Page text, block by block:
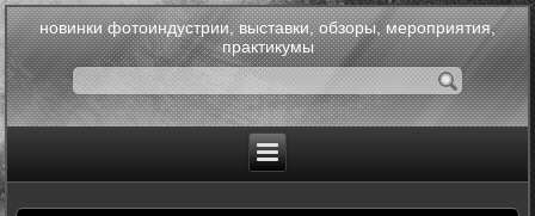
новинки фотоиндустрии, выставки, обзоры, мероприятия,
практикумы